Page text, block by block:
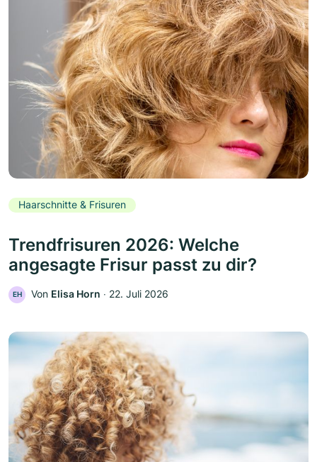
Haarschnitte & Frisuren
Trendfrisuren 2026: Welche
angesagte Frisur passt zu dir?
EH Von Elisa Horn ‧ 22. Juli 2026